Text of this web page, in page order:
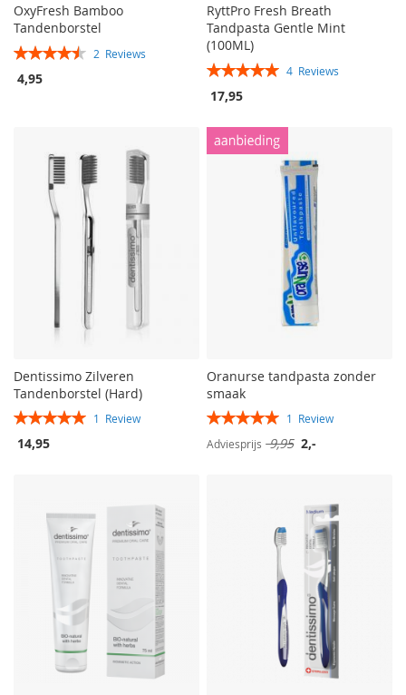
OxyFresh Bamboo
Tandenborstel
Rating:
2 Reviews
4,95
RyttPro Fresh Breath
Tandpasta Gentle Mint
(100ML)
Rating:
4 Reviews
17,95
Dentissimo Zilveren
Tandenborstel (Hard)
Rating:
1 Review
14,95
Oranurse tandpasta zonder
smaak
Rating:
1 Review
Adviesprijs 9,95 Speciale
2,-